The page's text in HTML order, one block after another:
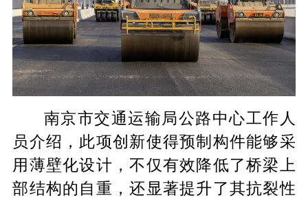
南京市交通运输局公路中心工作人
员介绍，此项创新使得预制构件能够采
用薄壁化设计，不仅有效降低了桥梁上
部结构的自重，还显著提升了其抗裂性